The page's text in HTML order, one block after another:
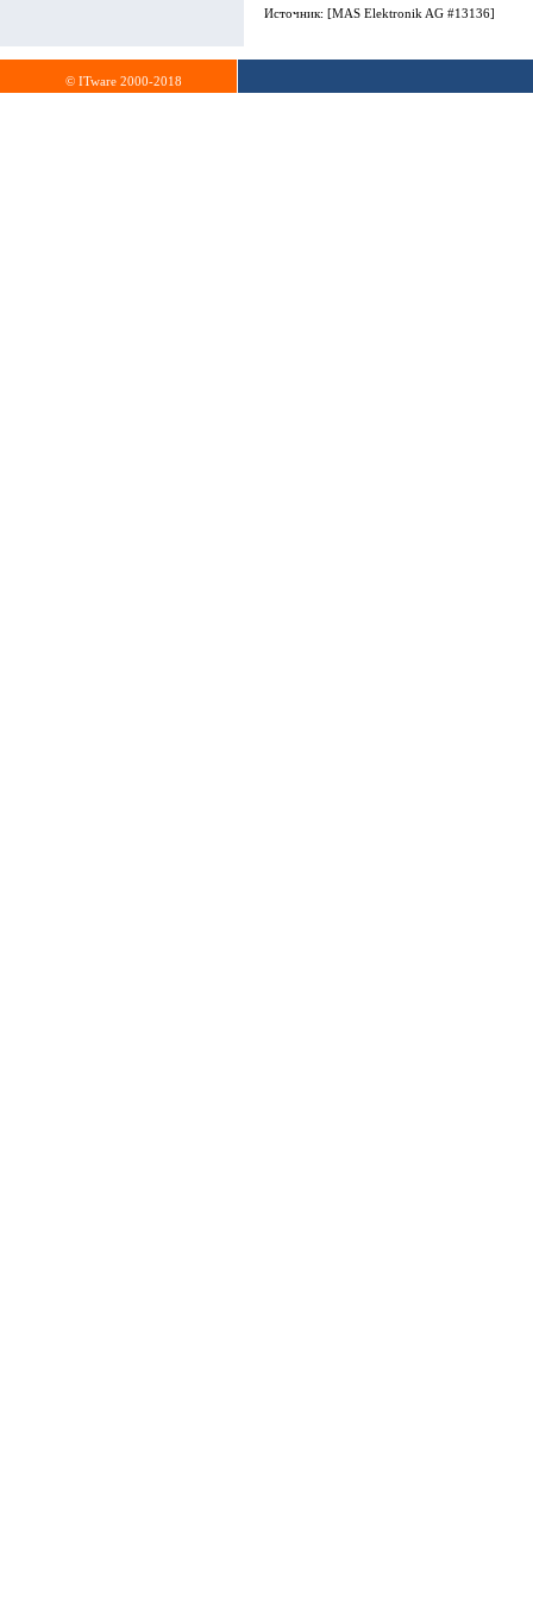
Источник: [MAS Elektronik AG #13136]
© ITware 2000-2018